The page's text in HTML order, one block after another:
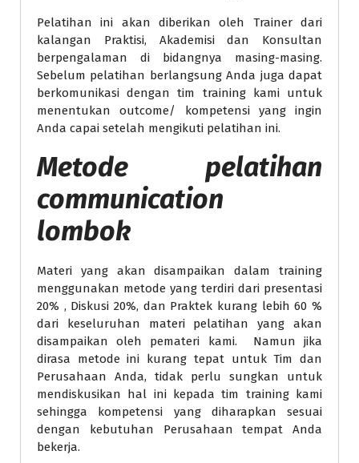
Pelatihan ini akan diberikan oleh Trainer dari
kalangan Praktisi, Akademisi dan Konsultan
berpengalaman di bidangnya masing-masing.
Sebelum pelatihan berlangsung Anda juga dapat
berkomunikasi dengan tim training kami untuk
menentukan outcome/ kompetensi yang ingin
Anda capai setelah mengikuti pelatihan ini.
Metode pelatihan
communication
lombok
Materi yang akan disampaikan dalam training
menggunakan metode yang terdiri dari presentasi
20% , Diskusi 20%, dan Praktek kurang lebih 60 %
dari keseluruhan materi pelatihan yang akan
disampaikan oleh pemateri kami. Namun jika
dirasa metode ini kurang tepat untuk Tim dan
Perusahaan Anda, tidak perlu sungkan untuk
mendiskusikan hal ini kepada tim training kami
sehingga kompetensi yang diharapkan sesuai
dengan kebutuhan Perusahaan tempat Anda
bekerja.